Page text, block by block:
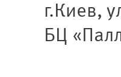
г.Киев,
БЦ